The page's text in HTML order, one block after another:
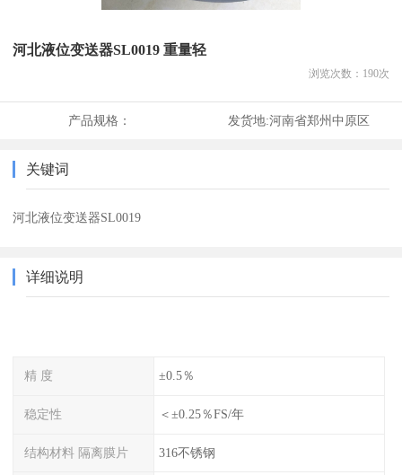
河北液位变送器SL0019 重量轻
浏览次数： 190次
产品规格： 发货地:河南省郑州中原区
关键词
河北液位变送器SL0019
详细说明
精 度 ±0.5％
稳定性 ＜±0.25％FS/年
结构材料 隔离膜片 316不锈钢